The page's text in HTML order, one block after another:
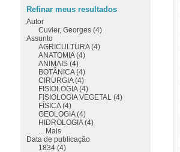
Refinar meus resultados
Autor
Cuvier, Georges (4)
Assunto
AGRICULTURA (4)
ANATOMIA (4)
ANIMAIS (4)
BOTÂNICA (4)
CIRURGIA (4)
FISIOLOGIA (4)
FISIOLOGIA VEGETAL (4)
FÍSICA (4)
GEOLOGIA (4)
HIDROLOGIA (4)
... Mais
Data de publicação
1834 (4)